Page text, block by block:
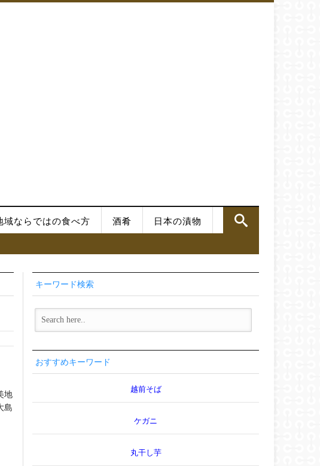
域ならではの食べ方 酒肴 日本の漬物
地
島
キーワード検索
おすすめキーワード
越前そば
ケガニ
丸干し芋